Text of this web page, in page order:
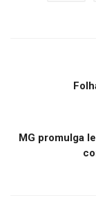
MG promulga